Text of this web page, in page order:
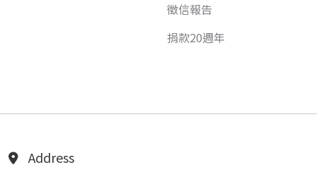
徵信報告
捐款20週年
Address